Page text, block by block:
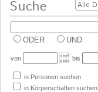
ODER UND
von bis
in Personen suchen
in Körperschaften suchen